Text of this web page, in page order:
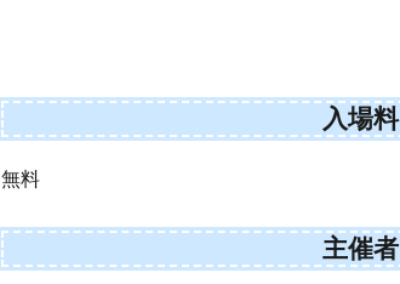
入場料
無料
主催者